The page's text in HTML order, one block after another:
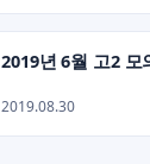
2019년 6월 고2
2019.08.30